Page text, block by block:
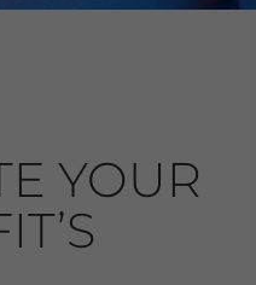
YOUR